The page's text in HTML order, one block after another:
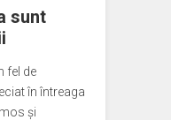
sunt
fel de
în întreaga
și